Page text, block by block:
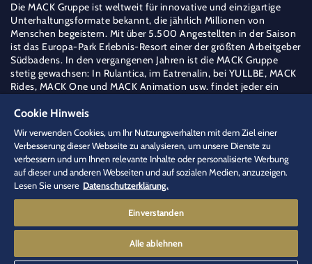
Die MACK Gruppe ist weltweit für innovative und einzigartige
Unterhaltungsformate bekannt, die jährlich Millionen von
Menschen begeistern. Mit über 5.500 Angestellten in der Saison
ist das Europa-Park Erlebnis-Resort einer der größten Arbeitgeber
Südbadens. In den vergangenen Jahren ist die MACK Gruppe
stetig gewachsen: In Rulantica, im Eatrenalin, bei YULLBE, MACK
Rides, MACK One und MACK Animation usw. findet jeder ein
weite Welt ist mein Feld".
Mehr über die MACK Gruppe erfahren
jobs[at]europapark.de(jobs[at]europapark[dot]de)
+49 (0) 7822 77 15444
Cookie Hinweis
Wir verwenden Cookies, um Ihr Nutzungsverhalten mit dem Ziel einer
Verbesserung dieser Webseite zu analysieren, um unsere Dienste zu
verbessern und um Ihnen relevante Inhalte oder personalisierte Werbung
auf dieser und anderen Webseiten und auf sozialen Medien, anzuzeigen.
Lesen Sie unsere Datenschutzerklärung.
Einverstanden
Alle ablehnen